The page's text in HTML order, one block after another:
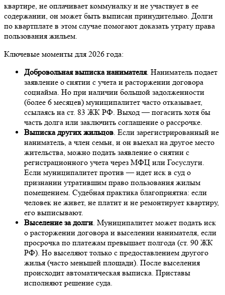
квартире, не оплачивает коммуналку и не участвует в ее
содержании, он может быть выписан принудительно. Долги
по квартплате в этом случае помогают доказать утрату права
пользования жильем.
Ключевые моменты для 2026 года:
Добровольная выписка нанимателя. Наниматель подает
заявление о снятии с учета и расторжении договора
соцнайма. Но при наличии большой задолженности
(более 6 месяцев) муниципалитет часто отказывает,
ссылаясь на ст. 83 ЖК РФ. Выход — погасить хотя бы
часть долга или заключить соглашение о рассрочке.
Выписка других жильцов. Если зарегистрированный не
наниматель, а член семьи, и он выехал на другое место
жительства, можно подать заявление о снятии с
регистрационного учета через МФЦ или Госуслуги.
Если муниципалитет против — идет иск в суд о
признании утратившим право пользования жилым
помещением. Судебная практика благоприятна: если
человек не живет, не платит и не ремонтирует квартиру,
его выписывают.
Выселение за долги. Муниципалитет может подать иск
о расторжении договора и выселении нанимателя, если
просрочка по платежам превышает полгода (ст. 90 ЖК
РФ). Но выселяют только с предоставлением другого
жилья (часто меньшей площади). После выселения
происходит автоматическая выписка. Приставы
исполняют решение суда.